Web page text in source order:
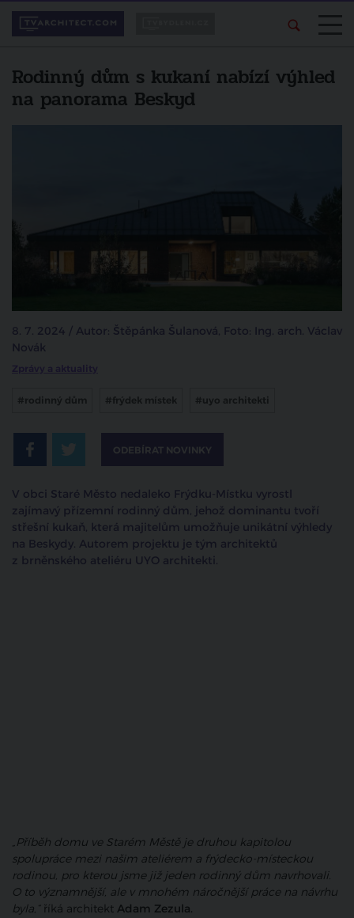
Rodinný dům s kukaní nabízí výhled
na panorama Beskyd
8. 7. 2024 / Autor: Štěpánka Šulanová, Foto: Ing. arch. Václav
Novák
Zprávy a aktuality
#rodinný dům #frýdek místek #uyo architekti
ODEBÍRAT NOVINKY
V obci Staré Město nedaleko Frýdku-Místku vyrostl
zajímavý přízemní rodinný dům, jehož dominantu tvoří
střešní kukaň, která majitelům umožňuje unikátní výhledy
na Beskydy. Autorem projektu je tým architektů
z brněnského ateliéru UYO architekti.
„Příběh domu ve Starém Městě je druhou kapitolou
spolupráce mezi našim ateliérem a frýdecko-místeckou
rodinou, pro kterou jsme již jeden rodinný dům navrhovali.
O to významnější, ale v mnohém náročnější práce na návrhu
byla,“ říká architekt Adam Zezula.